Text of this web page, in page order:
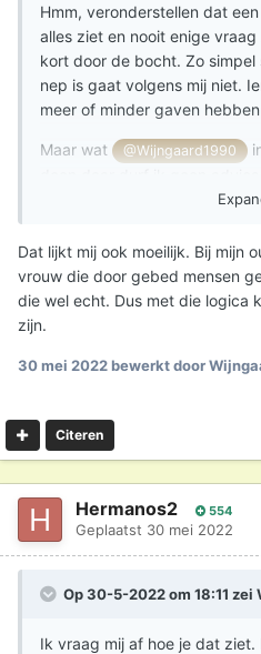
Hmm, veronderstellen dat
alles ziet en nooit enige
kort door de bocht. Zo
nep is gaat volgens mij niet.
meer of minder gaven
Maar wat @Wijngaard1990
anderen al zo het één en
Dat lijkt mij ook moeilijk. Bij mijn
vrouw die door gebed mensen
die wel echt. Dus met die logica
zijn.
30 mei 2022bewerkt door
Citeren
Hermanos2 554
Geplaatst 30 mei 2022
Op 30-5-2022 om 18:11 zei
Ik vraag mij af hoe je dat ziet.